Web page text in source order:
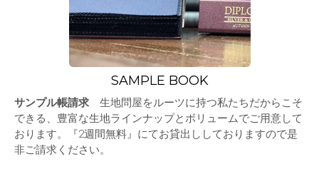
SAMPLE BOOK
サンプル帳請求 生地問屋をルーツに持つ私たちだからこそ
できる、豊富な生地ラインナップとボリュームでご用意して
おります。『2週間無料』にてお貸出ししておりますので是
非ご請求ください。